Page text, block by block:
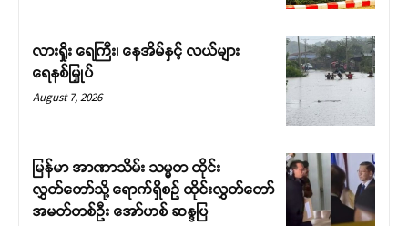
လားရှိုး ရေကြီး၊ နေအိမ်နှင့် လယ်များ
ရေနစ်မြှုပ်
August 7, 2026
မြန်မာ အာဏာသိမ်း သမ္မတ ထိုင်း
လွှတ်တော်သို့ ရောက်ရှိစဉ် ထိုင်းလွှတ်တော်
အမတ်တစ်ဦး အော်ဟစ် ဆန္ဒပြ